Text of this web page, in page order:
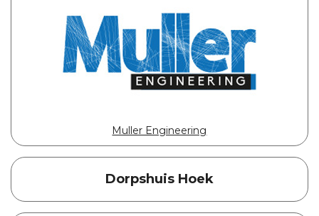
Muller Engineering
Dorpshuis Hoek